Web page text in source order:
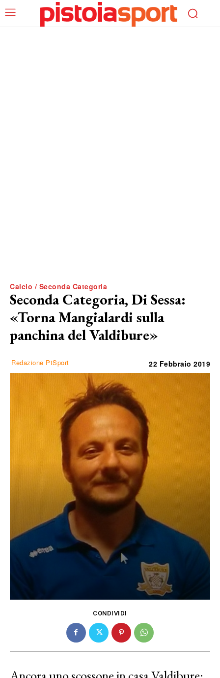
Calcio / Seconda Categoria
Seconda Categoria, Di Sessa:
«Torna Mangialardi sulla
panchina del Valdibure»
Redazione PtSport 22 Febbraio 2019
CONDIVIDI